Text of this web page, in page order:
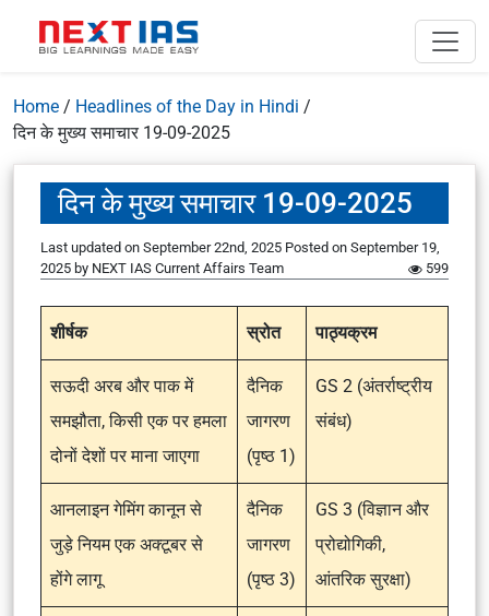
Home / Headlines of the Day in Hindi /
दिन के मुख्य समाचार 19-09-2025
दिन के मुख्य समाचार 19-09-2025
Last updated on September 22nd, 2025 Posted on September 19,
2025 by NEXT IAS Current Affairs Team 599
शीर्षक स्रोत पाठ्यक्रम
सऊदी अरब और पाक में
समझौता, किसी एक पर हमला
दोनों देशों पर माना जाएगा
दैनिक
जागरण
(पृष्ठ 1)
GS 2 (अंतर्राष्ट्रीय
संबंध)
आनलाइन गेमिंग कानून से
जुड़े नियम एक अक्टूबर से
होंगे लागू
दैनिक
जागरण
(पृष्ठ 3)
GS 3 (विज्ञान और
प्रोद्योगिकी,
आंतरिक सुरक्षा)